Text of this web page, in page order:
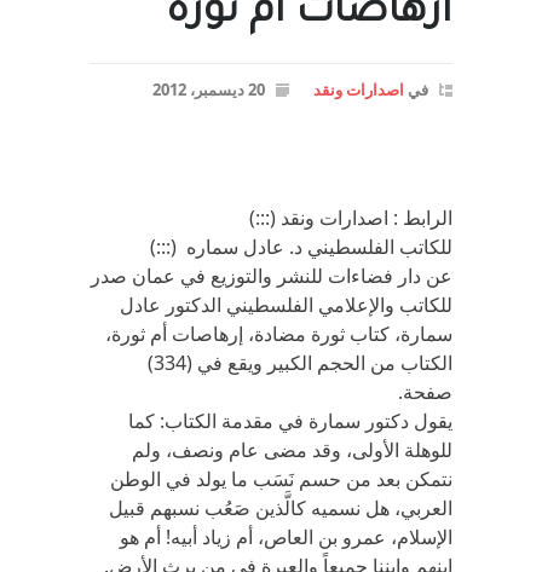
ارهاصات ام ثوره
في اصدارات ونقد 20 ديسمبر، 2012
الرابط : اصدارات ونقد (:::)
للكاتب الفلسطيني د. عادل سماره (:::)
عن دار فضاءات للنشر والتوزيع في عمان صدر
للكاتب والإعلامي الفلسطيني الدكتور عادل
سمارة، كتاب ثورة مضادة، إرهاصات أم ثورة،
الكتاب من الحجم الكبير ويقع في (334)
صفحة.
يقول دكتور سمارة في مقدمة الكتاب: كما
للوهلة الأولى، وقد مضى عام ونصف، ولم
نتمكن بعد من حسم نَسَب ما يولد في الوطن
العربي، هل نسميه كالَّذين صَعُب نسبهم قبيل
الإسلام، عمرو بن العاص، أم زياد أبيه! أم هو
ابنهم وابننا جميعاً والعبرة في من يرث الأرض.